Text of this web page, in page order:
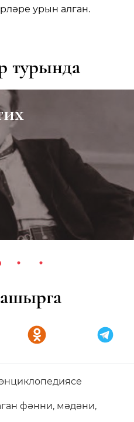
урын алган.
турында
фәнни, мәдәни,